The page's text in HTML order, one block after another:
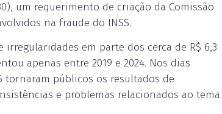
um requerimento de criação da Comissão
na fraude do INSS.
em parte dos cerca de R$ 6,3
apenas entre 2019 e 2024. Nos dias
tornaram públicos os resultados de
e problemas relacionados ao tema.